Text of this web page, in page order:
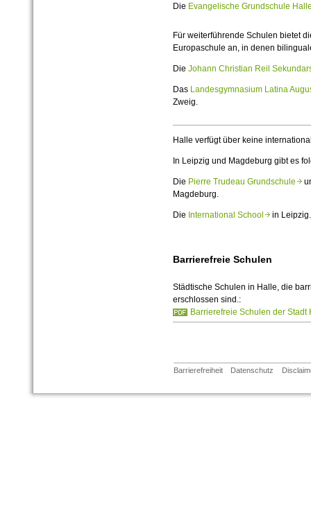
Die Evangelische Grundschule
Für weiterführende Schulen bietet
Europaschule an, in denen
Die Johann Christian Reil
Das Landesgymnasium Latina
Zweig.
Halle verfügt über keine
In Leipzig und Magdeburg gibt es
Die Pierre Trudeau Grundschule
Magdeburg.
Die International Schoolin Leipzig.
Barrierefreie Schulen
Städtische Schulen in Halle, die
erschlossen sind.:
Barrierefreie Schulen der Stadt
Barrierefreiheit Datenschutz